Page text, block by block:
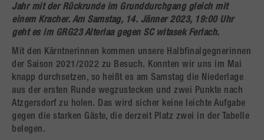
Jahr mit der Rückrunde im Grunddurchgang gleich mit
einemKracher. Am Samstag, 14. Jänner 2023, 19:00 Uhr
geht es im GRG23 Alterlaa gegen SC witasek Ferlach.
Mit den Kärntnerinnen kommen unsere Halbfinalgegnerinnen
der Saison 2021/2022 zu Besuch. Konnten wir uns im Mai
knapp durchsetzen, so heißt es am Samstag die Niederlage
aus der ersten Runde wegzustecken und zwei Punkte nach
Atzgersdorf zu holen. Das wird sicher keine leichte Aufgabe
gegen die starken Gäste, die derzeit Platz zwei in der Tabelle
belegen.